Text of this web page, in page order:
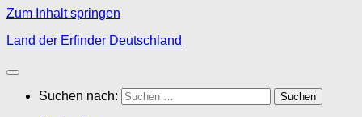
Zum Inhalt springen
Land der Erfinder Deutschland
Suchen nach: